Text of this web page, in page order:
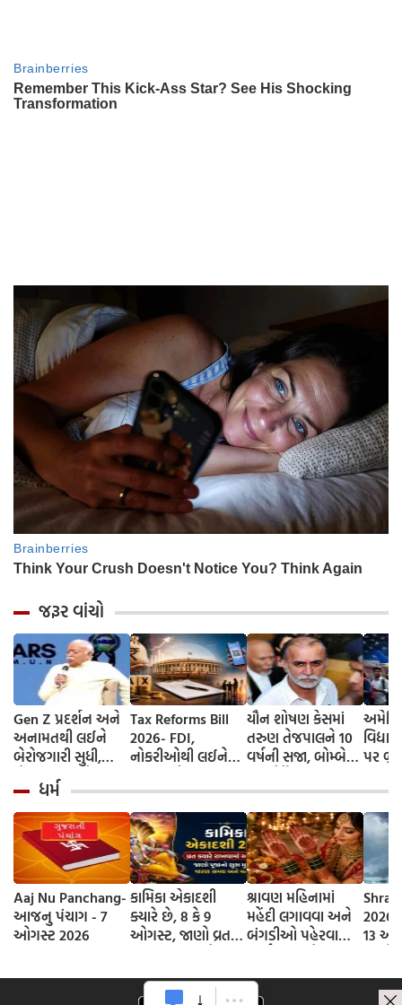
જરૂર વાંચો
Gen Z પ્રદર્શન અને
અનામતથી લઈને
બેરોજગારી સુધી,
મોહન ભાગવતે બધા
મુદ્દા પર કરી વાત,
વાંચો મહત્વનું
નિવેદન
Tax Reforms Bill
2026- FDI,
નોકરીઓથી લઈને
સંસદે કરવેરા સુધારા
બિલ 2026 પસાર
કર્યું; જાણો શું બદલાય
છે
યૌન શોષણ કેસમાં
તરુણ તેજપાલને 10
વર્ષની સજા, બોમ્બે
અદાલતનો ચુકાદો
પલટ્યો
પર
ઘટાડો
ધર્મ
Aaj Nu Panchang-
આજનુ પંચાગ - 7
ઓગસ્ટ 2026
કામિકા એકાદશી
ક્યારે છે, 8 કે 9
ઓગસ્ટ, જાણો વ્રતની
ભગવાન વિષ્ણુની
પૂજાનું શુભ મુહૂર્ત
શ્રાવણ મહિનામાં
મહેંદી લગાવવા અને
બંગડીઓ પહેરવાના
2026
13